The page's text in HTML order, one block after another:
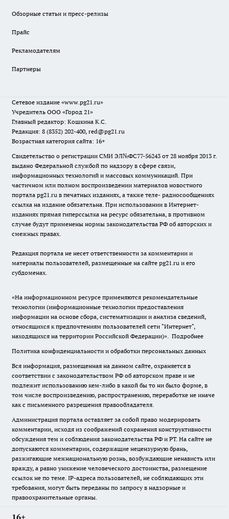
Обзорные статьи и пресс-релизы
Прайс
Рекламодателям
Партнеры
Сетевое издание «www.pg21.ru»
Учредитель ООО «Город 21»
Главный редактор: Кошкина К.С.
Редакция: 8 (8352) 202-400, red@pg21.ru
Возрастная категория сайта: 16+
Свидетельство о регистрации СМИ ЭЛ№ФС77-56243 от 28 ноября 2013 г.
выдано Федеральной службой по надзору в сфере связи,
информационных технологий и массовых коммуникаций. При
частичном или полном воспроизведении материалов новостного
портала pg21.ru в печатных изданиях, а также теле- радиосообщениях
ссылка на издание обязательна. При использовании в Интернет-
изданиях прямая гиперссылка на ресурс обязательна, в противном
случае будут применены нормы законодательства РФ об авторских и
смежных правах.
Редакция портала не несет ответственности за комментарии и
материалы пользователей, размещенные на сайте pg21.ru и его
субдоменах.
«На информационном ресурсе применяются рекомендательные
технологии (информационные технологии предоставления
информации на основе сбора, систематизации и анализа сведений,
относящихся к предпочтениям пользователей сети "Интернет",
находящихся на территории Российской Федерации)». Подробнее
Политика конфиденциальности и обработки персональных данных
Вся информация, размещенная на данном сайте, охраняется в
соответствии с законодательством РФ об авторском праве и не
подлежит использованию кем-либо в какой бы то ни было форме, в
том числе воспроизведению, распространению, переработке не иначе
как с письменного разрешения правообладателя.
Администрация портала оставляет за собой право модерировать
комментарии, исходя из соображений сохранения конструктивности
обсуждения тем и соблюдения законодательства РФ и РТ. На сайте не
допускаются комментарии, содержащие нецензурную брань,
разжигающие межнациональную рознь, возбуждающие ненависть или
вражду, а равно унижение человеческого достоинства, размещение
ссылок не по теме. IP-адреса пользователей, не соблюдающих эти
требования, могут быть переданы по запросу в надзорные и
правоохранительные органы.
16+